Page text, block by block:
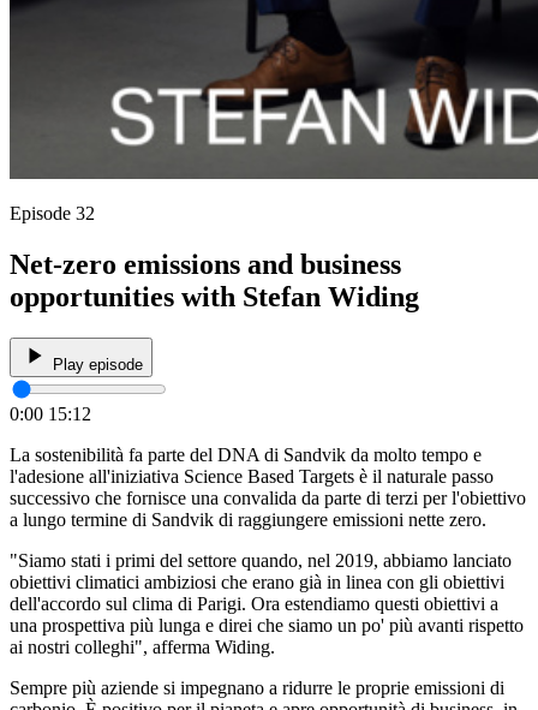
Episode 32
Net-zero emissions and business
opportunities with Stefan Widing
Play episode
0:00 15:12
La sostenibilità fa parte del DNA di Sandvik da molto tempo e
l'adesione all'iniziativa Science Based Targets è il naturale passo
successivo che fornisce una convalida da parte di terzi per l'obiettivo
a lungo termine di Sandvik di raggiungere emissioni nette zero.
"Siamo stati i primi del settore quando, nel 2019, abbiamo lanciato
obiettivi climatici ambiziosi che erano già in linea con gli obiettivi
dell'accordo sul clima di Parigi. Ora estendiamo questi obiettivi a
una prospettiva più lunga e direi che siamo un po' più avanti rispetto
ai nostri colleghi", afferma Widing.
Sempre più aziende si impegnano a ridurre le proprie emissioni di